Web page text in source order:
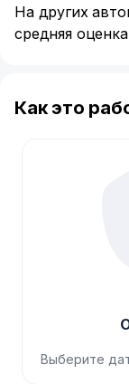
На других
средняя
Как это
Выберите